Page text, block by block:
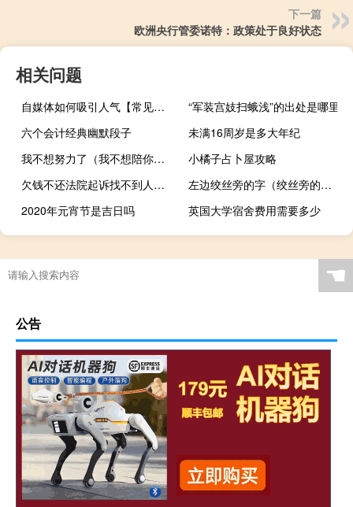
下一篇
欧洲央行管委诺特：政策处于良好状态
相关问题
自媒体如何吸引人气【常见的策略和方法提高吸引力】
“军装宫妓扫蛾浅”的出处是哪里
六个会计经典幽默段子
未满16周岁是多大年纪
我不想努力了（我不想陪你睡）
小橘子占卜屋攻略
欠钱不还法院起诉找不到人怎么办
左边绞丝旁的字（绞丝旁的字）
2020年元宵节是吉日吗
英国大学宿舍费用需要多少
☚
公告